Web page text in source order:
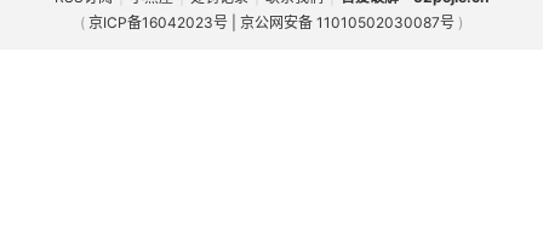
( 京ICP备16042023号 | 京公网安备 11010502030087号 )